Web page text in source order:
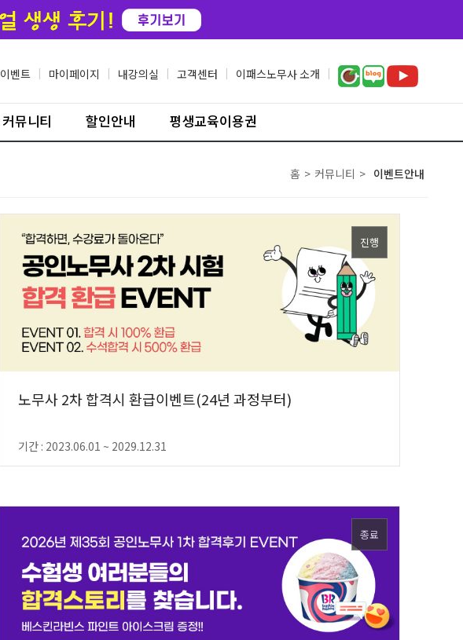
이벤트 | 마이페이지 | 내강의실 | 고객센터 | 이패스노무사 소개 |
커뮤니티 할인안내 평생교육이용권
홈 > 커뮤니티 > 이벤트안내
진행
노무사 2차 합격시 환급이벤트(24년 과정부터)
기간 : 2023.06.01 ~ 2029.12.31
종료